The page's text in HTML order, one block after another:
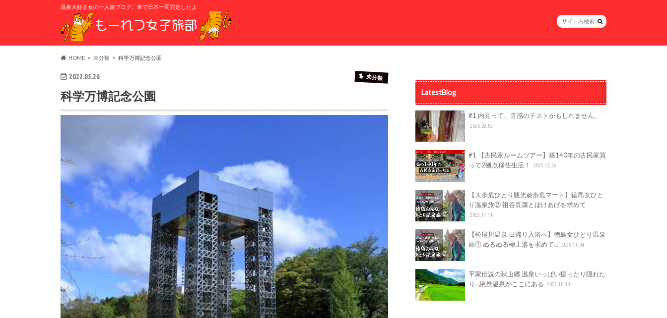
温泉大好き女の一人旅ブログ。車で日本一周完走したよ
HOME 未分類 科学万博記念公園
2022.05.26 未分類
科学万博記念公園 LatestBlog
#1 内見って、直感のテストかもしれません。
2026.02.05
#1 【古民家ルームツアー】築140年の古民家買
って2拠点移住生活！
2025.12.26
【大歩危ひとり観光@歩危マート】徳島女ひと
り温泉旅② 祖谷豆腐とぼけあげを求めて
2025.11.11
【松尾川温泉 日帰り入浴へ】徳島女ひとり温泉
旅① ぬるぬる極上湯を求めて… 2025.11.04
平家伝説の秋山郷 温泉いっぱい掘ったり隠れた
り…絶景温泉がここにある 2025.10.30